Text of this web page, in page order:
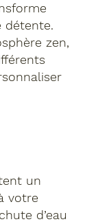
détente.
zen,
un
votre
d’eau